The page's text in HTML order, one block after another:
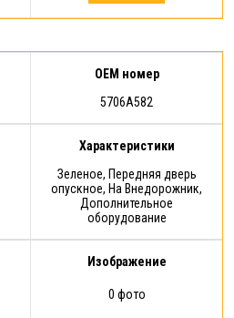
OEM номер
5706A582
Характеристики
Зеленое, Передняя дверь
опускное, На Внедорожник,
Дополнительное
оборудование
Изображение
0 фото